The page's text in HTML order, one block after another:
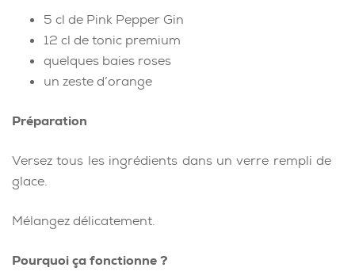
5 cl de Pink Pepper Gin
12 cl de tonic premium
quelques baies roses
un zeste d’orange
Préparation
Versez tous les ingrédients dans un verre rempli de
glace.
Mélangez délicatement.
Pourquoi ça fonctionne ?